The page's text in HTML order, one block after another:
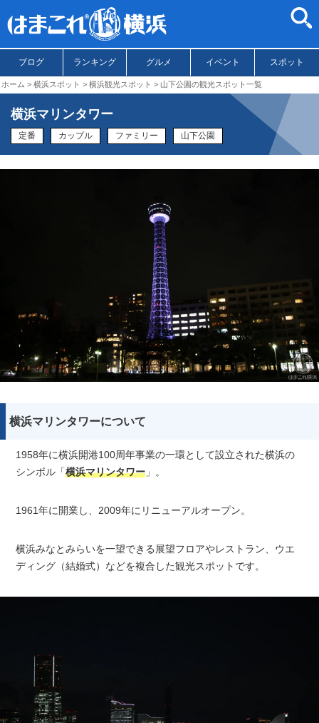
ブログ ランキング グルメ イベント スポット
ホーム 横浜スポット 横浜観光スポット 山下公園の観光スポット一覧
横浜マリンタワー
定番 カップル ファミリー 山下公園
横浜マリンタワーについて
1958年に横浜開港100周年事業の一環として設立された横浜の
シンボル「横浜マリンタワー 」。
1961年に開業し、2009年にリニューアルオープン。
横浜みなとみらいを一望できる展望フロアやレストラン、ウエ
ディング（結婚式）などを複合した観光スポットです。